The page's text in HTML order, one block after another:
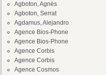
Agboton, Agnès
Agboton, Serrat
Agdamus, Alejandro
Agence Bios-Phone
Agence Bios-Phone
Agence Corbis
Agence Corbis
Agence Cosmos